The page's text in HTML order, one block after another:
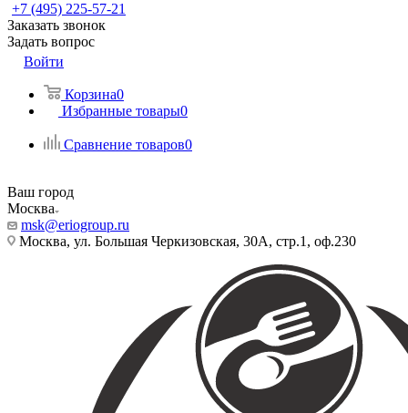
+7 (495) 225-57-21
Заказать звонок
Задать вопрос
Войти
Корзина0
Избранные товары0
Сравнение товаров0
Ваш город
Москва
msk@eriogroup.ru
Москва, ул. Большая Черкизовская, 30А, стр.1, оф.230